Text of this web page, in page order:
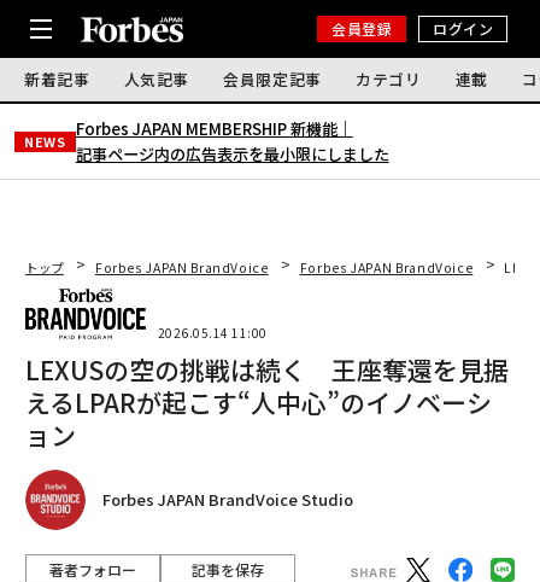
会員登録 ログイン
新着記事 人気記事 会員限定記事 カテゴリ 連載
NEWS
Forbes JAPAN MEMBERSHIP 新機能｜
記事ページ内の広告表示を最小限にしました
トップ Forbes JAPAN BrandVoice Forbes JAPAN BrandVoice
2026.05.14 11:00
LEXUSの空の挑戦は続く 王座奪還を見据
えるLPARが起こす“人中心”のイノベーシ
ョン
Forbes JAPAN BrandVoice Studio
著者フォロー 記事を保存